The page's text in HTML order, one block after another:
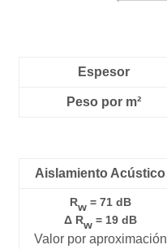
Espesor
Peso por m²
Aislamiento Acústico
Rw = 71 dB
Δ Rw = 19 dB
Valor por aproximación